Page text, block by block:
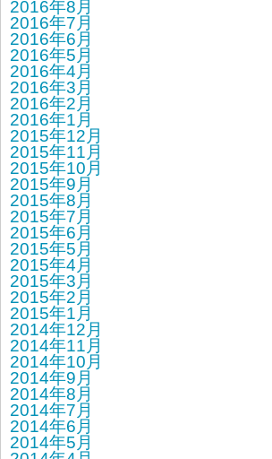
2016年8月
2016年7月
2016年6月
2016年5月
2016年4月
2016年3月
2016年2月
2016年1月
2015年12月
2015年11月
2015年10月
2015年9月
2015年8月
2015年7月
2015年6月
2015年5月
2015年4月
2015年3月
2015年2月
2015年1月
2014年12月
2014年11月
2014年10月
2014年9月
2014年8月
2014年7月
2014年6月
2014年5月